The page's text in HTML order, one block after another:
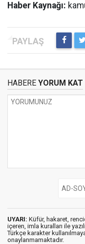
Haber Kaynağı:
HABERE YORUM KAT
UYARI: Küfür, hakaret,
içeren, imla kuralları ile
Türkçe karakter
onaylanmamaktadır.